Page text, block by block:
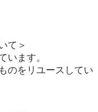
て＞
います。
のをリユースしてい